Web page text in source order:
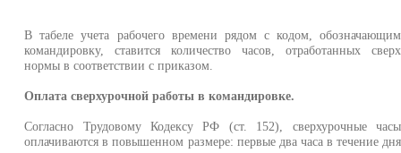
В табеле учета рабочего времени рядом с кодом, обозначающим
командировку, ставится количество часов, отработанных сверх
нормы в соответствии с приказом.
Оплата сверхурочной работы в командировке.
Согласно Трудовому Кодексу РФ (ст. 152), сверхурочные часы
оплачиваются в повышенном размере: первые два часа в течение дня